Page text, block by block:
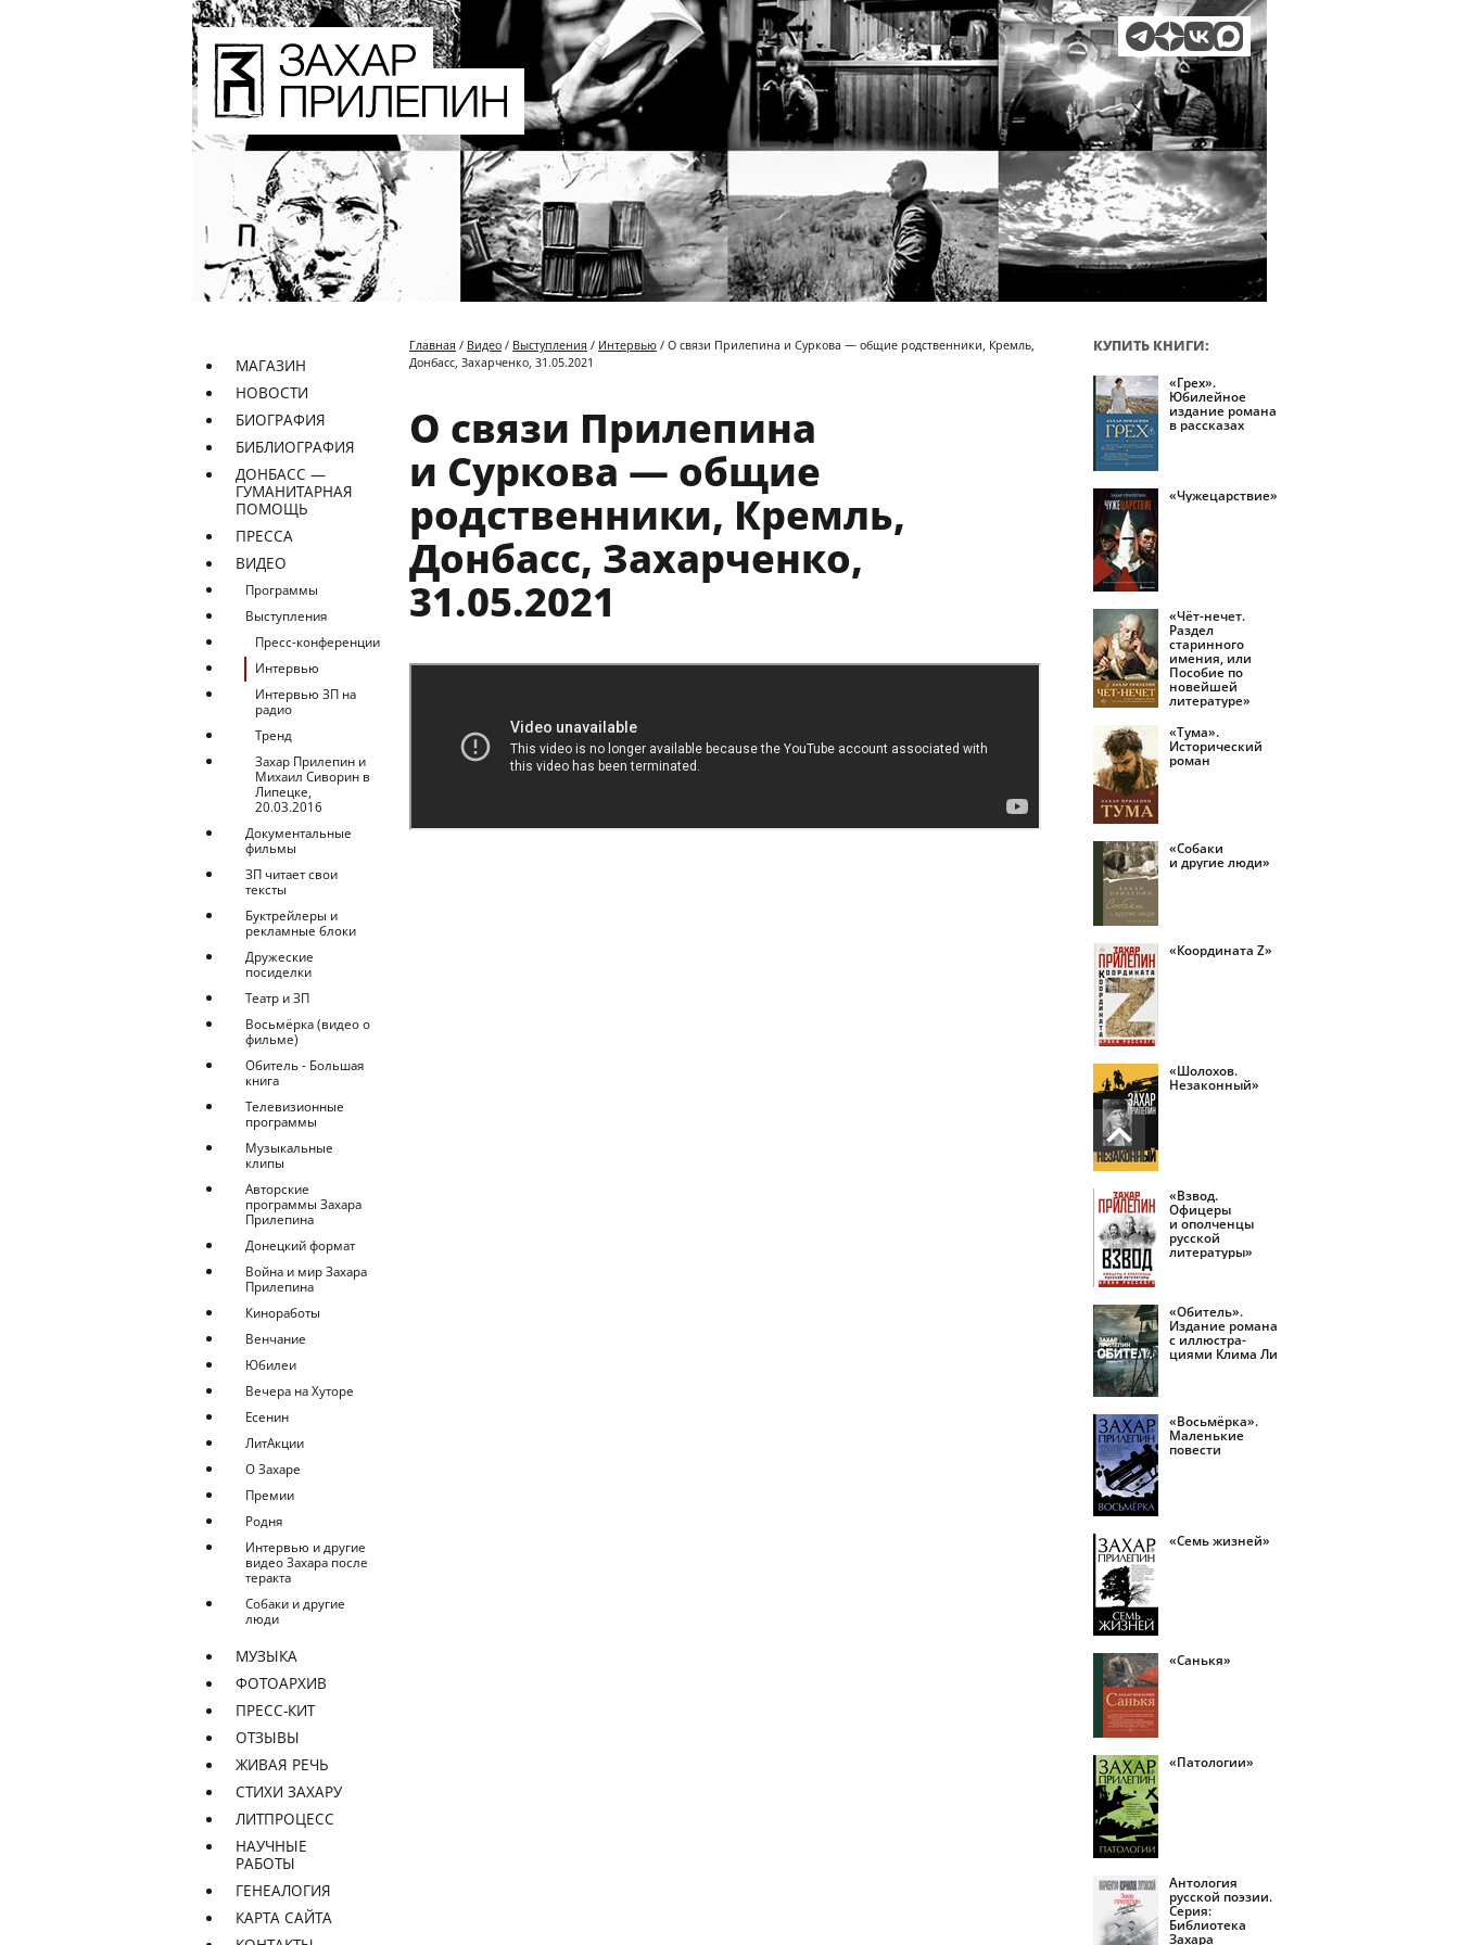
МАГАЗИН
НОВОСТИ
БИОГРАФИЯ
БИБЛИОГРАФИЯ
ДОНБАСС —
ГУМАНИТАРНАЯ
ПОМОЩЬ
ПРЕССА
ВИДЕО
Программы
Выступления
Пресс-конференции
Интервью
Интервью ЗП на
радио
Тренд
Захар Прилепин и
Михаил Сиворин в
Липецке,
20.03.2016
Документальные
фильмы
ЗП читает свои
тексты
Буктрейлеры и
рекламные блоки
Дружеские
посиделки
Театр и ЗП
Восьмёрка (видео о
фильме)
Обитель - Большая
книга
Телевизионные
программы
Музыкальные
клипы
Авторские
программы Захара
Прилепина
Донецкий формат
Война и мир Захара
Прилепина
Киноработы
Венчание
Юбилеи
Вечера на Хуторе
Есенин
ЛитАкции
О Захаре
Премии
Родня
Интервью и другие
видео Захара после
теракта
Собаки и другие
люди
МУЗЫКА
ФОТОАРХИВ
ПРЕСС-КИТ
ОТЗЫВЫ
ЖИВАЯ РЕЧЬ
СТИХИ ЗАХАРУ
ЛИТПРОЦЕСС
НАУЧНЫЕ
РАБОТЫ
ГЕНЕАЛОГИЯ
КАРТА САЙТА
Главная / Видео / Выступления / Интервью / О связи Прилепина и Суркова — общие родственники, Кремль,
Донбасс, Захарченко, 31.05.2021
О связи Прилепина
и Суркова — общие
родственники, Кремль,
Донбасс, Захарченко,
31.05.2021
КУПИТЬ КНИГИ:
«Грех».
Юбилейное
издание романа
в рассказах
«Чужецарствие»
«Чёт-нечет.
Раздел
старинного
имения, или
Пособие по
новейшей
литературе»
«Тума».
Исторический
роман
«Собаки
и другие люди»
«Координата Z»
«Шолохов.
Незаконный»
«Взвод.
Офицеры
и ополченцы
русской
литературы»
«Обитель».
Издание романа
с иллюстра­
циями Клима Ли
«Восьмёрка».
Маленькие
повести
«Семь жизней»
«Санькя»
«Патологии»
Антология
русской поэзии.
Серия:
Библиотека
Захара